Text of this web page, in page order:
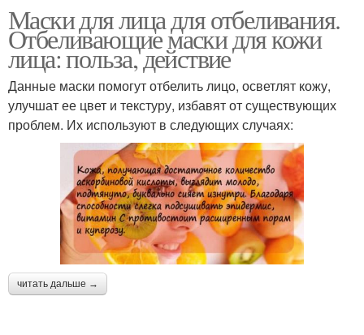
Маски для лица для отбеливания.
Отбеливающие маски для кожи
лица: польза, действие
Данные маски помогут отбелить лицо, осветлят кожу,
улучшат ее цвет и текстуру, избавят от существующих
проблем. Их используют в следующих случаях:
читать дальше →